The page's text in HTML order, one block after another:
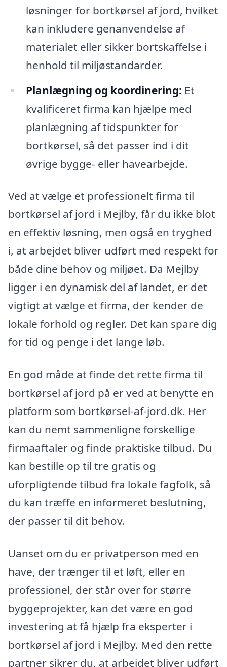
løsninger for bortkørsel af jord, hvilket
kan inkludere genanvendelse af
materialet eller sikker bortskaffelse i
henhold til miljøstandarder.
Planlægning og koordinering: Et
kvalificeret firma kan hjælpe med
planlægning af tidspunkter for
bortkørsel, så det passer ind i dit
øvrige bygge- eller havearbejde.
Ved at vælge et professionelt firma til
bortkørsel af jord i Mejlby, får du ikke blot
en effektiv løsning, men også en tryghed
i, at arbejdet bliver udført med respekt for
både dine behov og miljøet. Da Mejlby
ligger i en dynamisk del af landet, er det
vigtigt at vælge et firma, der kender de
lokale forhold og regler. Det kan spare dig
for tid og penge i det lange løb.
En god måde at finde det rette firma til
bortkørsel af jord på er ved at benytte en
platform som bortkørsel-af-jord.dk. Her
kan du nemt sammenligne forskellige
firmaaftaler og finde praktiske tilbud. Du
kan bestille op til tre gratis og
uforpligtende tilbud fra lokale fagfolk, så
du kan træffe en informeret beslutning,
der passer til dit behov.
Uanset om du er privatperson med en
have, der trænger til et løft, eller en
professionel, der står over for større
byggeprojekter, kan det være en god
investering at få hjælp fra eksperter i
bortkørsel af jord i Mejlby. Med den rette
partner sikrer du, at arbejdet bliver udført